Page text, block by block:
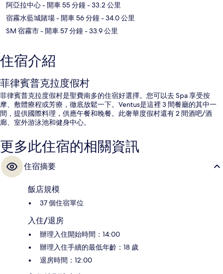
阿亞拉中心- 開車 55 分鐘- 33.2 公里
宿霧水藍城賭場- 開車 56 分鐘- 34.0 公里
SM 宿霧市- 開車 57 分鐘- 33.9 公里
住宿介紹
菲律賓普克拉度假村
菲律賓普克拉度假村是聖費南多的住宿好選擇。您可以去 Spa 享受按
摩、敷體療程或芳療，徹底放鬆一下。Ventus是這裡 3 間餐廳的其中一
間，提供國際料理，供應午餐和晚餐。此奢華度假村還有 2 間酒吧/酒
廊、室外游泳池和健身中心。
更多此住宿的相關資訊
住宿摘要
飯店規模
37 個住宿單位
入住/退房
辦理入住開始時間：14:00
辦理入住手續的最低年齡：18 歲
退房時間：12:00